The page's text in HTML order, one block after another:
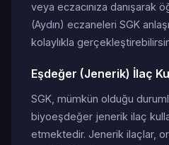
veya eczacınıza danışarak
(Aydın) eczaneleri SGK
kolaylıkla
Eşdeğer (Jenerik) İlaç
SGK, mümkün olduğu
biyoeşdeğer jenerik ilaç
etmektedir. Jenerik ilaçlar,